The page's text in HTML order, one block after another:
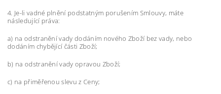
4. Je-li vadné plnění podstatným porušením Smlouvy, máte
následující práva:
a) na odstranění vady dodáním nového Zboží bez vady, nebo
dodáním chybějící části Zboží;
b) na odstranění vady opravou Zboží;
c) na přiměřenou slevu z Ceny;